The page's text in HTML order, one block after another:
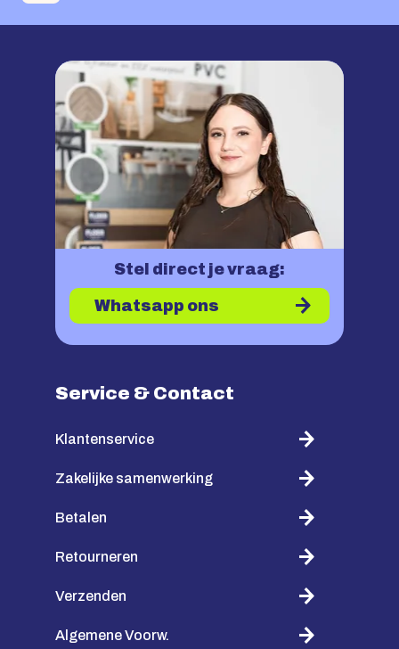
Stel direct je vraag:
Whatsapp ons
Service & Contact
Klantenservice
Zakelijke samenwerking
Betalen
Retourneren
Verzenden
Algemene Voorw.